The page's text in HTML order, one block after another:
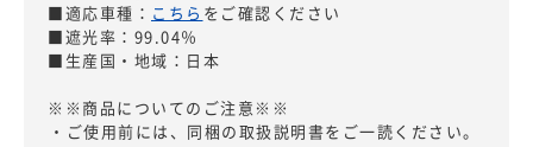
■適応車種：
こちら をご確認ください
■遮光率：99.04％
■生産国・地域：日本
※※商品についてのご注意※※
・ご使用前には、同梱の取扱説明書をご一読ください。